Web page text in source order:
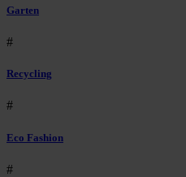
Garten
#
Recycling
#
Eco Fashion
#